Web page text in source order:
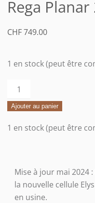
Rega
CHF749.00
1 en stock (peut être
quantité
de
Rega
Planar
Ajouter au panier
1 en stock (peut être
Mise à jour mai 2024
la nouvelle cellule
en usine.